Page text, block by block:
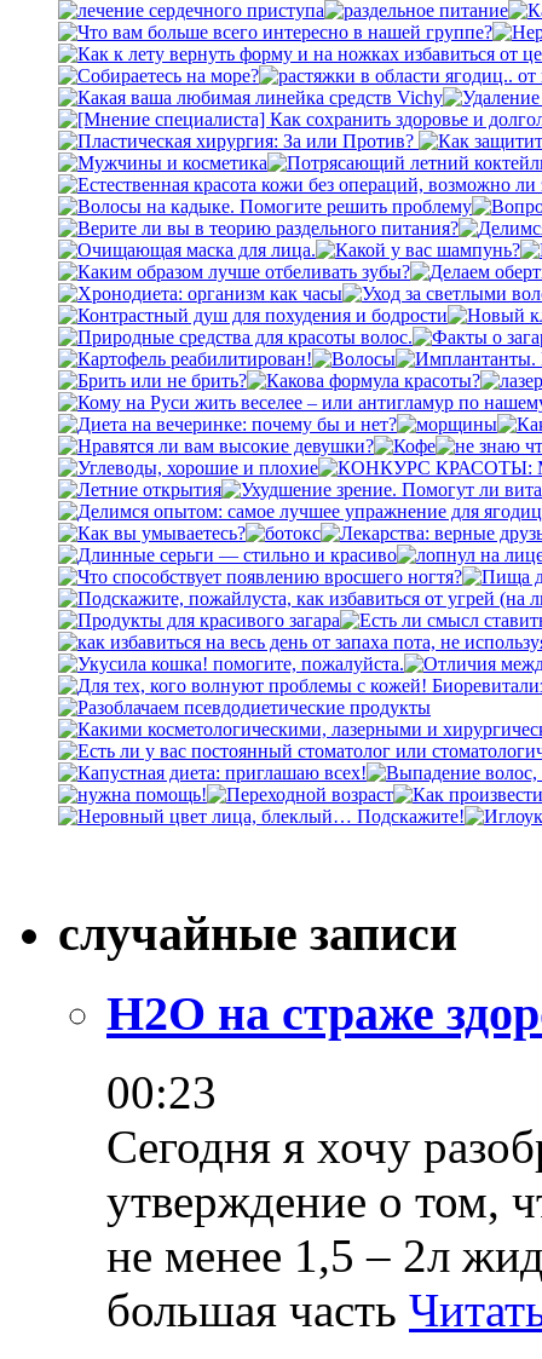
случайные записи
Н2О на страже
00:23
Сегодня я хочу
утверждение о том,
не менее 1,5 – 2л
большая часть